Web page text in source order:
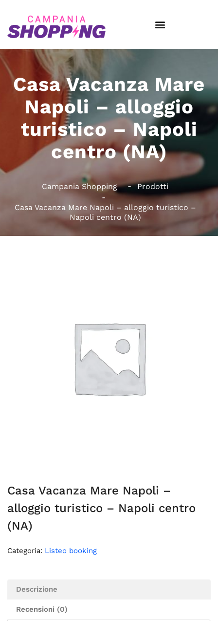
Casa Vacanza Mare
Napoli – alloggio
turistico – Napoli
centro (NA)
Campania Shopping Prodotti
Casa Vacanza Mare Napoli – alloggio turistico –
Napoli centro (NA)
Casa Vacanza Mare Napoli –
alloggio turistico – Napoli centro
(NA)
Categoria: Listeo booking
Descrizione
Recensioni (0)